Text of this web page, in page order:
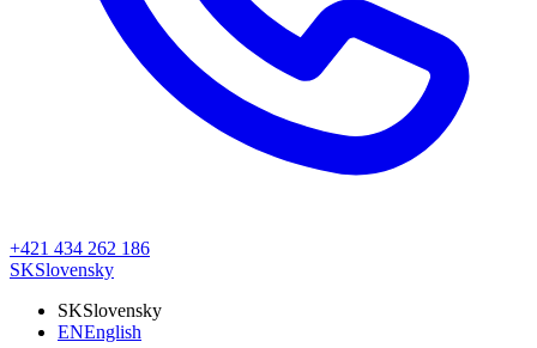
+421 434 262 186
SKSlovensky
SKSlovensky
ENEnglish